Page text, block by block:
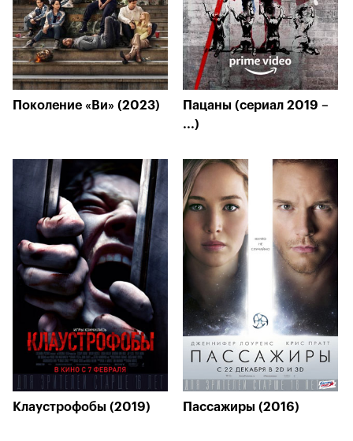
Поколение «Ви» (2023)
Пацаны (сериал 2019 –
...)
Клаустрофобы (2019) Пассажиры (2016)